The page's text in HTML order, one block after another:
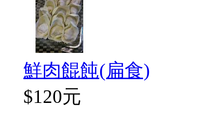
鮮肉餛飩(扁食)
$120元